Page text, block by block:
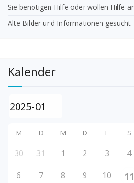
Sie benötigen Hilfe oder wollen Hilfe
Alte Bilder und Informationen gesucht
Kalender
M D M D F S
30 31 1 2 3 4
6 7 8 9 10 11